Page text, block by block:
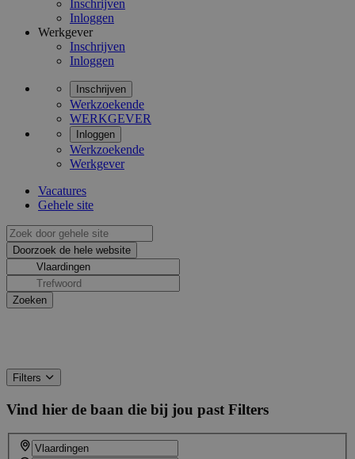
Inschrijven
Inloggen
Werkgever
Inschrijven
Inloggen
Inschrijven
Werkzoekende
WERKGEVER
Inloggen
Werkzoekende
Werkgever
Vacatures
Gehele site
Filters
Vind hier de baan die bij jou past Filters